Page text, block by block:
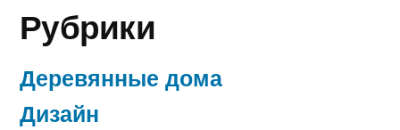
Рубрики
Деревянные дома
Дизайн